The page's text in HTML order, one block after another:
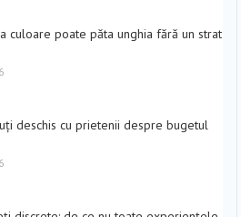
culoare poate păta unghia fără un strat
deschis cu prietenii despre bugetul